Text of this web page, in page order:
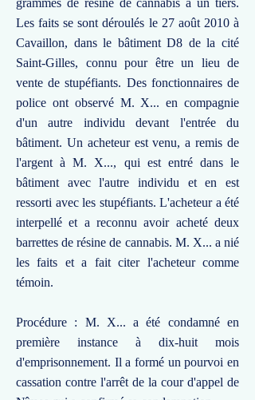
grammes de résine de cannabis à un tiers.
Les faits se sont déroulés le 27 août 2010 à
Cavaillon, dans le bâtiment D8 de la cité
Saint-Gilles, connu pour être un lieu de
vente de stupéfiants. Des fonctionnaires de
police ont observé M. X... en compagnie
d'un autre individu devant l'entrée du
bâtiment. Un acheteur est venu, a remis de
l'argent à M. X..., qui est entré dans le
bâtiment avec l'autre individu et en est
ressorti avec les stupéfiants. L'acheteur a été
interpellé et a reconnu avoir acheté deux
barrettes de résine de cannabis. M. X... a nié
les faits et a fait citer l'acheteur comme
témoin.
Procédure : M. X... a été condamné en
première instance à dix-huit mois
d'emprisonnement. Il a formé un pourvoi en
cassation contre l'arrêt de la cour d'appel de